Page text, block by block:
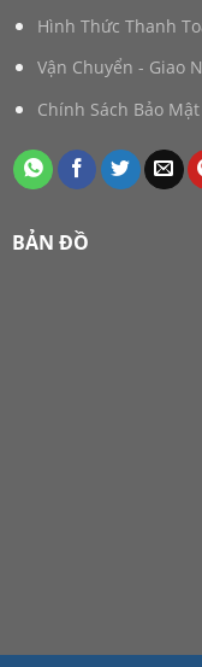
Hình Thức Thanh
Vận Chuyển - Giao
Chính Sách Bảo Mật
BẢN ĐỒ